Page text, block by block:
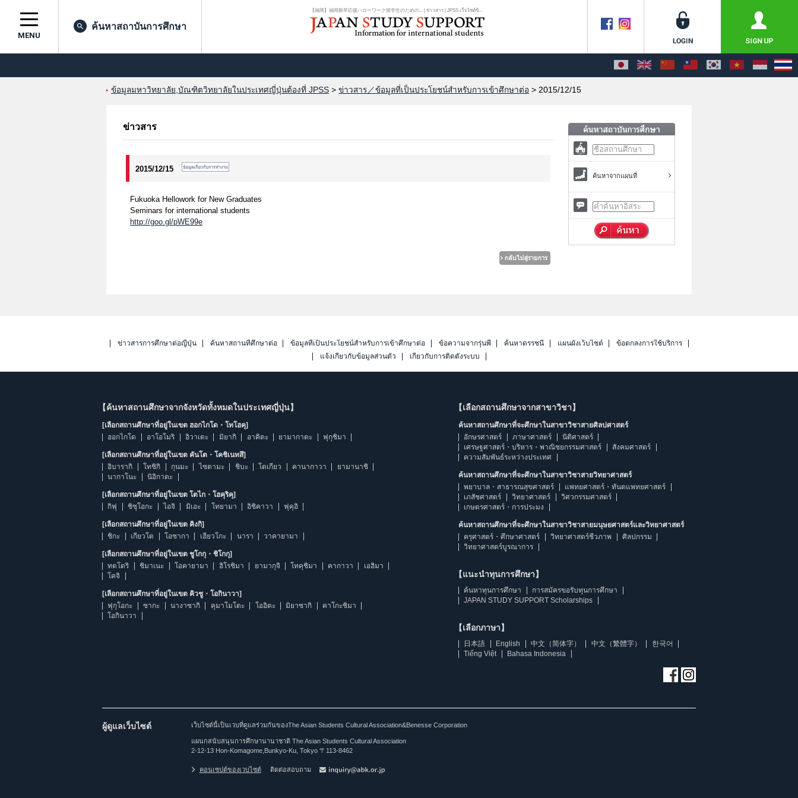
【福岡】福岡新卒応援ハローワーク留学生のための... | ข่าวสาร | JPSS เว็บไซต์ข้...
MENU
ค้นหาสถาบันการศึกษา
ข้อมูลมหาวิทยาลัย,บัณฑิตวิทยาลัยในประเทศญี่ปุ่นต้องที่ JPSS > ข่าวสาร／ข้อมูลที่เป็นประโยชน์สำหรับการเข้าศึกษาต่อ > 2015/12/15
ข่าวสาร
2015/12/15
Fukuoka Hellowork for New Graduates
Seminars for international students
http://goo.gl/pWE99e
ค้นหาจากแผนที่
ข่าวสารการศึกษาต่อญี่ปุ่น ค้นหาสถานที่ศึกษาต่อ ข้อมูลที่เป็นประโยชน์สำหรับการเข้าศึกษาต่อ ข้อความจากรุ่นพี่ ค้นหาดรรชนี แผนผังเว็บไซต์
ข้อตกลงการใช้บริการ
แจ้งเกี่ยวกับข้อมูลส่วนตัว
เกี่ยวกับการติดตั้งระบบ
【ค้นหาสถานศึกษาจากจังหวัดทั้งหมดในประเทศญี่ปุ่น】
[เลือกสถานศึกษาที่อยู่ในเขต ฮอกไกโด・โทโฮคุ]
ฮอกไกโด
อาโอโมริ อิวาเตะ มิยากิ อาคิตะ ยามากาตะ ฟุกุชิมา
[เลือกสถานศึกษาที่อยู่ในเขต คันโต・โคชิเนทสึ]
อิบารากิ
โทชิกิ กุนมะ ไซตามะ ชิบะ โตเกียว คานากาวา
ยามานาชิ
นากาโนะ
นิอิกาตะ
[เลือกสถานศึกษาที่อยู่ในเขต โตไก・โฮคุริคุ]
กิฟุ
ชิซุโอกะ ไอจิ มิเอะ โทยามา อิชิคาวา ฟุคุอิ
[เลือกสถานศึกษาที่อยู่ในเขต คิงกิ]
ชิกะ
เกียวโต โอซากา เฮียวโกะ นารา วาคายามา
[เลือกสถานศึกษาที่อยู่ในเขต ชูโกกุ・ชิโกกุ]
ทตโตริ
ชิมาเนะ โอคายามา ฮิโรชิมา ยามากุจิ โทคุชิมา คากาวา
เอฮิมา
โคจิ
[เลือกสถานศึกษาที่อยู่ในเขต คิวชู・โอกินาวา]
ฟุกุโอกะ
ซากะ นางาซากิ คุมาโมโตะ โออิตะ มิยาซากิ
คาโกะชิมา
โอกินาวา
【เลือกสถานศึกษาจากสาขาวิชา】
ค้นหาสถานศึกษาที่จะศึกษาในสาขาวิชาสายศิลปศาสตร์
อักษรศาสตร์
ภาษาศาสตร์
นิติศาสตร์
เศรษฐศาสตร์・บริหาร・พาณิชยกรรมศาสตร์
สังคมศาสตร์
ความสัมพันธ์ระหว่างประเทศ
ค้นหาสถานศึกษาที่จะศึกษาในสาขาวิชาสายวิทยาศาสตร์
พยาบาล・สาธารณสุขศาสตร์
แพทยศาสตร์・ทันตแพทยศาสตร์
เภสัชศาสตร์
วิทยาศาสตร์
วิศวกรรมศาสตร์
เกษตรศาสตร์・การประมง
ค้นหาสถานศึกษาที่จะศึกษาในสาขาวิชาสายมนุษยศาสตร์และวิทยาศาสตร์
ครุศาสตร์・ศึกษาศาสตร์
วิทยาศาสตร์ชีวภาพ
ศิลปกรรม
วิทยาศาสตร์บูรณาการ
【แนะนำทุนการศึกษา】
ค้นหาทุนการศึกษา
การสมัครขอรับทุนการศึกษา
JAPAN STUDY SUPPORT Scholarships
【เลือกภาษา】
日本語 English 中文（简体字） 中文（繁體字）
한국어
Tiếng Việt
Bahasa Indonesia
ผู้ดูแลเว็บไซต์ เว็บไซต์นี้เป็นเวบที่ดูแลร่วมกันของThe Asian Students Cultural Association&Benesse Corporation
แผนกสนับสนุนการศึกษานานาชาติ The Asian Students Cultural Association
2-12-13 Hon-Komagome,Bunkyo-Ku, Tokyo 〒113-8462
คอนเซปต์ของเวบไซต์ ติดต่อสอบถาม